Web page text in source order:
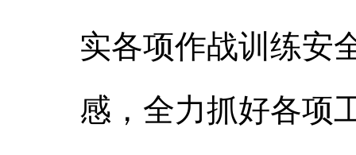
实各项作战训练安
感，全力抓好各项